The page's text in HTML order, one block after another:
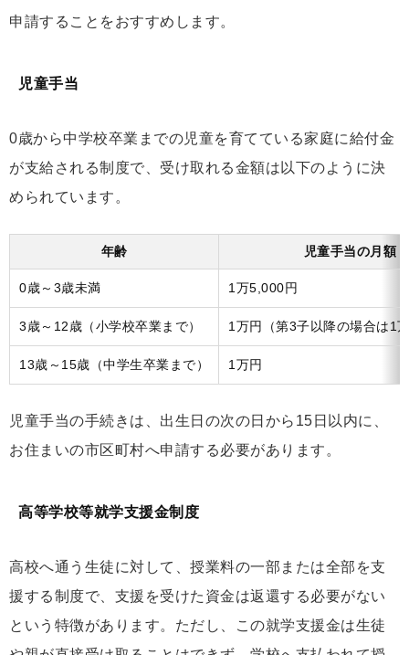
申請することをおすすめします。
児童手当
0歳から中学校卒業までの児童を育てている家庭に給付金
が支給される制度で、受け取れる金額は以下のように決
められています。
年齢 児童手当の月額
0歳～3歳未満 1万5,000円
3歳～12歳（小学校卒業まで） 1万円（第3子以降の場合は1
13歳～15歳（中学生卒業まで） 1万円
児童手当の手続きは、出生日の次の日から15日以内に、
お住まいの市区町村へ申請する必要があります。
高等学校等就学支援金制度
高校へ通う生徒に対して、授業料の一部または全部を支
援する制度で、支援を受けた資金は返還する必要がない
という特徴があります。ただし、この就学支援金は生徒